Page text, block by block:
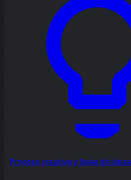
Proceso creativo y lluvia de ideas